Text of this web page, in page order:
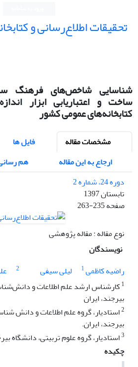
تحقیقات اطلاع‌رسانی و
شناسایی شاخص‌های فرهنگ
ساخت و اعتباریابی ابزار
کتابخانه‌های عمومی کشور
مشخصات مقاله
فایل ها
ارجاع به این مقاله
هم
دوره 24، شماره 2
تابستان 1397
صفحه263-235
نوع مقاله : مقاله پژوهشی
نویسندگان
راضیه کاظمی1 لیلی سیفی 2
1کارشناس ارشد علم اطلاعات و
بیرجند، ایران
2استادیار، گروه علم اطلاعات و دانش
بیرجند، ایران.
3استادیار، گروه علوم تربیتی، دانشگاه
چکیده